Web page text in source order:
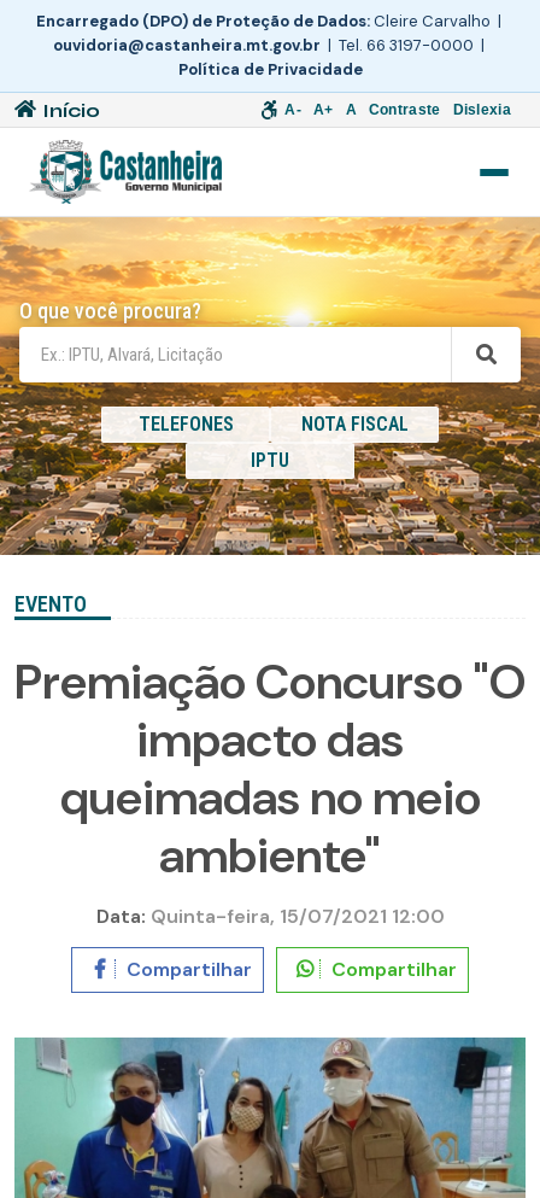
Encarregado (DPO) de Proteção de Dados:Cleire Carvalho |
ouvidoria@castanheira.mt.gov.br | Tel. 66 3197-0000 |
Política de Privacidade
Início A- A+ A Contraste Dislexia
O que você procura?
TELEFONES
NOTA FISCAL
IPTU
EVENTO
Premiação Concurso "O
impacto das
queimadas no meio
ambiente"
Data: Quinta-feira, 15/07/2021 12:00
Compartilhar Compartilhar